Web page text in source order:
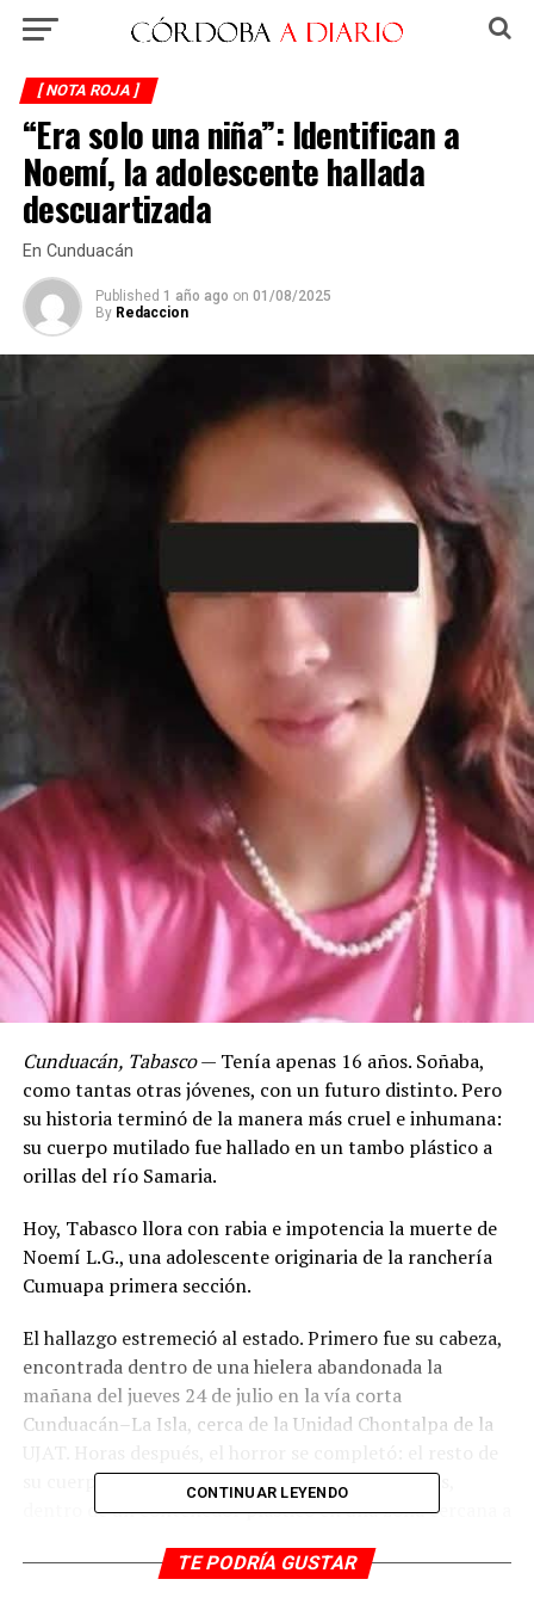
[ NOTA ROJA ]
“Era solo una niña”: Identifican a
Noemí, la adolescente hallada
descuartizada
En Cunduacán
Published 1 año ago on 01/08/2025
By Redaccion
Cunduacán, Tabasco— Tenía apenas 16 años. Soñaba,
como tantas otras jóvenes, con un futuro distinto. Pero
su historia terminó de la manera más cruel e inhumana:
su cuerpo mutilado fue hallado en un tambo plástico a
orillas del río Samaria.
Hoy, Tabasco llora con rabia e impotencia la muerte de
Noemí L.G., una adolescente originaria de la ranchería
Cumuapa primera sección.
El hallazgo estremeció al estado. Primero fue su cabeza,
encontrada dentro de una hielera abandonada la
mañana del jueves 24 de julio en la vía corta
Cunduacán–La Isla, cerca de la Unidad Chontalpa de la
su cuerpo apareció en condiciones espeluznantes,
dentro de un contenedor plástico en una zona cercana a
CONTINUAR LEYENDO
TE PODRÍA GUSTAR